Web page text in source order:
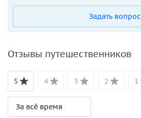
Задать вопрос
Отзывы путешественников
5 4 3 2 1